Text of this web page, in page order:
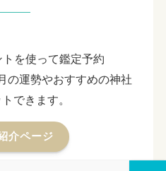
を使って鑑定予約
の運勢やおすすめの神社
できます。
介ページ